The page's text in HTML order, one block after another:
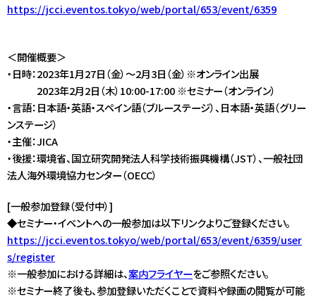
https://jcci.eventos.tokyo/web/portal/653/event/6359
＜開催概要＞
・日時：2023年1月27日（金）～2月3日（金）※オンライン出展
2023年2月2日（木）10:00-17:00 ※セミナー（オンライン）
・言語：日本語・英語・スペイン語（ブルーステージ）、日本語・英語（グリー
ンステージ）
・主催：JICA
・後援：環境省、国立研究開発法人科学技術振興機構（JST）、一般社団
法人海外環境協力センター（OECC）
[一般参加登録（受付中）]
◆セミナー・イベントへの一般参加は以下リンクよりご登録ください。
https://jcci.eventos.tokyo/web/portal/653/event/6359/user
s/register
※一般参加における詳細は、案内フライヤーをご参照ください。
※セミナー終了後も、参加登録いただくことで資料や録画の閲覧が可能